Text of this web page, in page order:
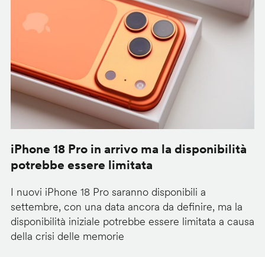
iPhone 18 Pro in arrivo ma la disponibilità
potrebbe essere limitata
I nuovi iPhone 18 Pro saranno disponibili a
settembre, con una data ancora da definire, ma la
disponibilità iniziale potrebbe essere limitata a causa
della crisi delle memorie